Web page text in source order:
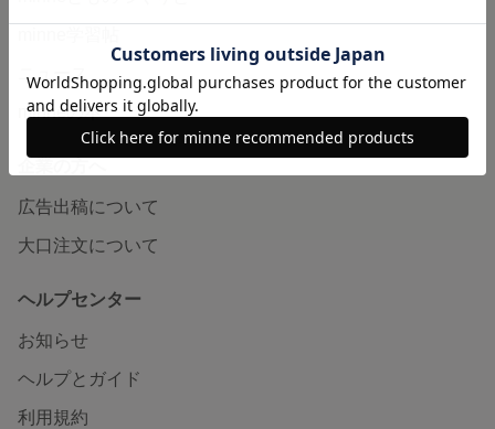
ニュース
minneの本
広告出稿について
大口注文について
ヘルプセンター
お知らせ
ヘルプとガイド
利用規約